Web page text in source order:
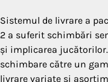
Sistemul de livrare a
2 a suferit schimbări
și implicarea
schimbare către un
livrare variate și